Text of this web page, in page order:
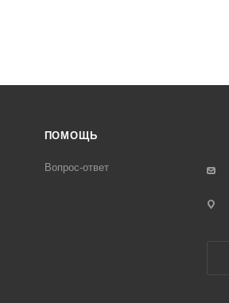
ПОМОЩЬ
Вопрос-ответ